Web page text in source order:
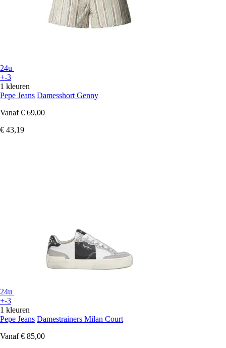
24u
+-3
1 kleuren
Pepe Jeans Damesshort Genny
Vanaf € 69,00
€ 43,19
24u
+-3
1 kleuren
Pepe Jeans Damestrainers Milan Court
Vanaf € 85,00